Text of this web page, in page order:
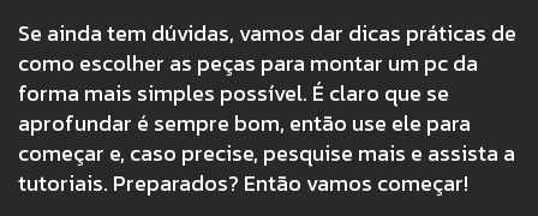
Se ainda tem dúvidas, vamos dar dicas práticas de
como escolher as peças para montar um pc da
forma mais simples possível. É claro que se
aprofundar é sempre bom, então use ele para
começar e, caso precise, pesquise mais e assista a
tutoriais. Preparados? Então vamos começar!